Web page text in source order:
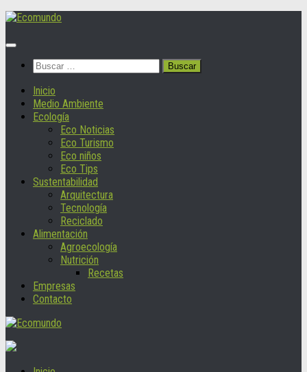
Saltar
contenido
Buscar:
Inicio
Medio Ambiente
Ecología
Eco Noticias
Eco Turismo
Eco niños
Eco Tips
Sustentabilidad
Arquitectura
Tecnología
Reciclado
Alimentación
Agroecología
Nutrición
Recetas
Empresas
Contacto